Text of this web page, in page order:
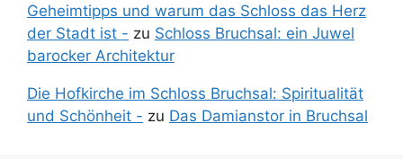
Geheimtipps und warum das Schloss das Herz
der Stadt ist - zu Schloss Bruchsal: ein Juwel
barocker Architektur
Die Hofkirche im Schloss Bruchsal: Spiritualität
und Schönheit - zu Das Damianstor in Bruchsal